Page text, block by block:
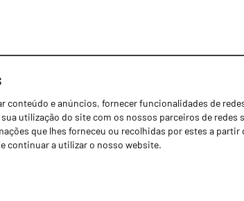
conteúdo e anúncios, fornecer funcionalidades de
utilização do site com os nossos parceiros de redes
que lhes forneceu ou recolhidas por estes a
continuar a utilizar o nosso website.
Agricultura
Transportes
Gama Floresta